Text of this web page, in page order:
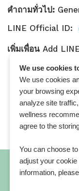
คำถามทั่วไป:
LINE Official ID:
เพิ่มเพื่อน Add
We use cookies
We use cookies
your browsing
analyze site
wellness
agree to the
You can choose
adjust your
information,